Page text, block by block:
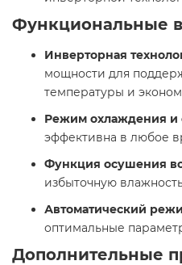
Функциональные
Инверторная
мощности для
температуры и
Режим охлаждения и
эффективна в любое
Функция осушения
избыточную
Автоматический
оптимальные
Дополнительные